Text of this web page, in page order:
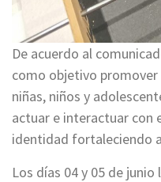
De acuerdo al
como objetivo promover
niñas, niños y
actuar e interactuar con
identidad fortaleciendo
Los días 04 y 05 de